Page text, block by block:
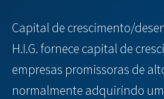
Capital de crescimento/
H.I.G. fornece capital de
empresas promissoras de
normalmente adquirindo